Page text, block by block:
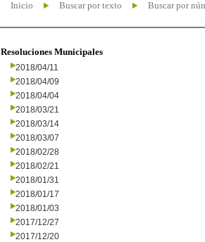
Inicio Buscar por texto Buscar por
Resoluciones Municipales
2018/04/11
2018/04/09
2018/04/04
2018/03/21
2018/03/14
2018/03/07
2018/02/28
2018/02/21
2018/01/31
2018/01/17
2018/01/03
2017/12/27
2017/12/20